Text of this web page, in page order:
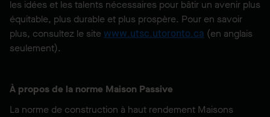
les idées et les talents nécessaires pour bâtir un avenir plus
équitable, plus durable et plus prospère. Pour en savoir
plus, consultez le site www.utsc.utoronto.ca (en anglais
seulement).
À propos de la norme Maison Passive
La norme de construction à haut rendement Maisons